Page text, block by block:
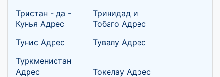
Тристан - да -
Кунья Адрес
Тринидад и
Тобаго Адрес
Тунис Адрес
Тувалу Адрес
Туркменистан
Адрес
Токелау Адрес